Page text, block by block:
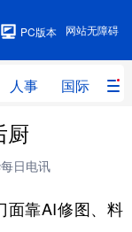
网站无障碍
PC版本
人事 国际 财
教育
厨
日电讯
靠AI修图、料